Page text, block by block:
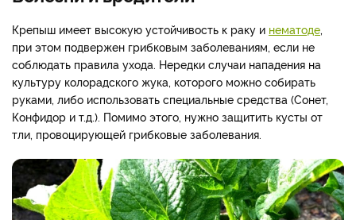
Крепыш имеет высокую устойчивость к раку и нематоде,
при этом подвержен грибковым заболеваниям, если не
соблюдать правила ухода. Нередки случаи нападения на
культуру колорадского жука, которого можно собирать
руками, либо использовать специальные средства (Сонет,
Конфидор и т.д.). Помимо этого, нужно защитить кусты от
тли, провоцирующей грибковые заболевания.